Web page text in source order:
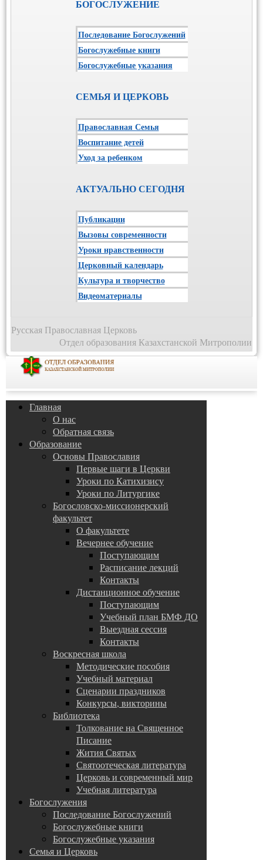
БОГОСЛУЖЕНИЕ
Последование Богослужений
Богослужебные книги
Богослужебные указания
СЕМЬЯ И ЦЕРКОВЬ
Православная Семья
Воспитание детей
Уход за ребенком
АКТУАЛЬНО СЕГОДНЯ
Публикации
Вызовы современности
Уроки нравственности
Церковный календарь
Культура и творчество
Видеоматериалы
Русская Православная Церковь
Отдел образования Казахстанской Митрополии
Главная
О нас
Обратная связь
Образование
Основы Православия
Первые шаги в Церкви
Уроки по Катихизису
Уроки по Литургике
Богословско-миссионерский
факультет
О факультете
Вечернее обучение
Поступающим
Расписание лекций
Контакты
Дистанционное обучение
Поступающим
Учебный план БМФ ДО
Выездная сессия
Контакты
Воскресная школа
Методические пособия
Учебный материал
Сценарии праздников
Конкурсы, викторины
Библиотека
Толкование на Священное
Писание
Жития Святых
Святоотеческая литература
Церковь и современный мир
Учебная литература
Богослужения
Последование Богослужений
Богослужебные книги
Богослужебные указания
Семья и Церковь